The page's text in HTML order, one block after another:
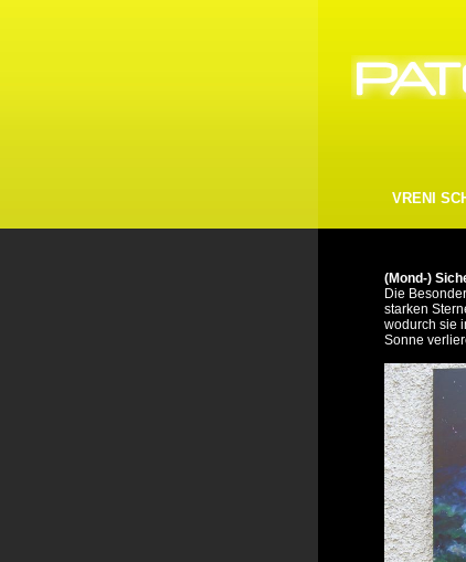
VRENI
(Mond-)
Die
starken
wodurch sie
Sonne